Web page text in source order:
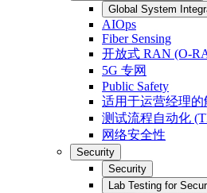
Global System
AIOps
Fiber Sensing
开放式 RAN (O-
5G 专网
Public Safety
适用于运营经理的
测试流程自动化
网络安全性
Security
Security
Lab Testing for